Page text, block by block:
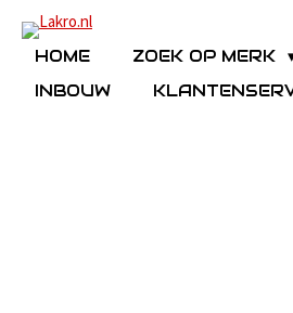
Ga
direct
HOME ZOEK OP MERK
INBOUW